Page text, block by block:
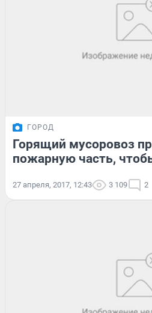
ГОРОД
Горящий мусоровоз
пожарную часть,
27 апреля, 2017, 12:43 3 109 2